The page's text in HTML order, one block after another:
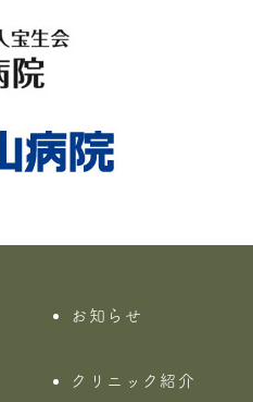
お知らせ
クリニック紹介